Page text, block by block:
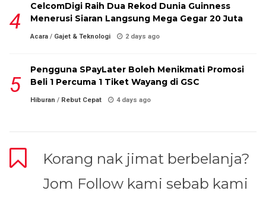
CelcomDigi Raih Dua Rekod Dunia Guinness
Menerusi Siaran Langsung Mega Gegar 20 Juta
Acara / Gajet & Teknologi 2 days ago
Pengguna SPayLater Boleh Menikmati Promosi
Beli 1 Percuma 1 Tiket Wayang di GSC
Hiburan / Rebut Cepat 4 days ago
Korang nak jimat berbelanja?
Jom Follow kami sebab kami